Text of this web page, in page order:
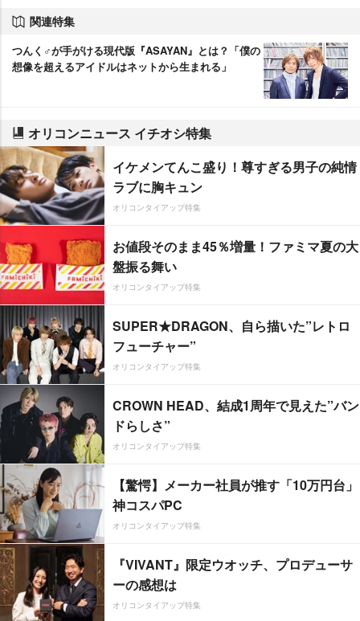
関連特集
つんく♂が手がける現代版『ASAYAN』とは？「僕の
想像を超えるアイドルはネットから生まれる」
オリコンニュース イチオシ特集
イケメンてんこ盛り！尊すぎる男子の純情
ラブに胸キュン
オリコンタイアップ特集
お値段そのまま45％増量！ファミマ夏の大
盤振る舞い
オリコンタイアップ特集
SUPER★DRAGON、自ら描いた”レトロ
フューチャー”
オリコンタイアップ特集
CROWN HEAD、結成1周年で見えた”バン
ドらしさ”
オリコンタイアップ特集
【驚愕】メーカー社員が推す「10万円台」
神コスパPC
オリコンタイアップ特集
『VIVANT』限定ウオッチ、プロデューサ
ーの感想は
オリコンタイアップ特集